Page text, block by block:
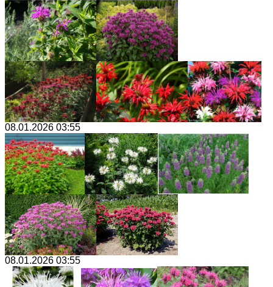
08.01.2026 03:55
08.01.2026 03:55